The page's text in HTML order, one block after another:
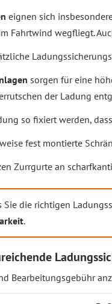
eignen sich
Fahrtwind wegfliegt.
sorgen für eine
der Ladung
so fixiert werden,
fest montierte
Zurrgurte an
Sie die richtigen
.
Bearbeitungsgebühr